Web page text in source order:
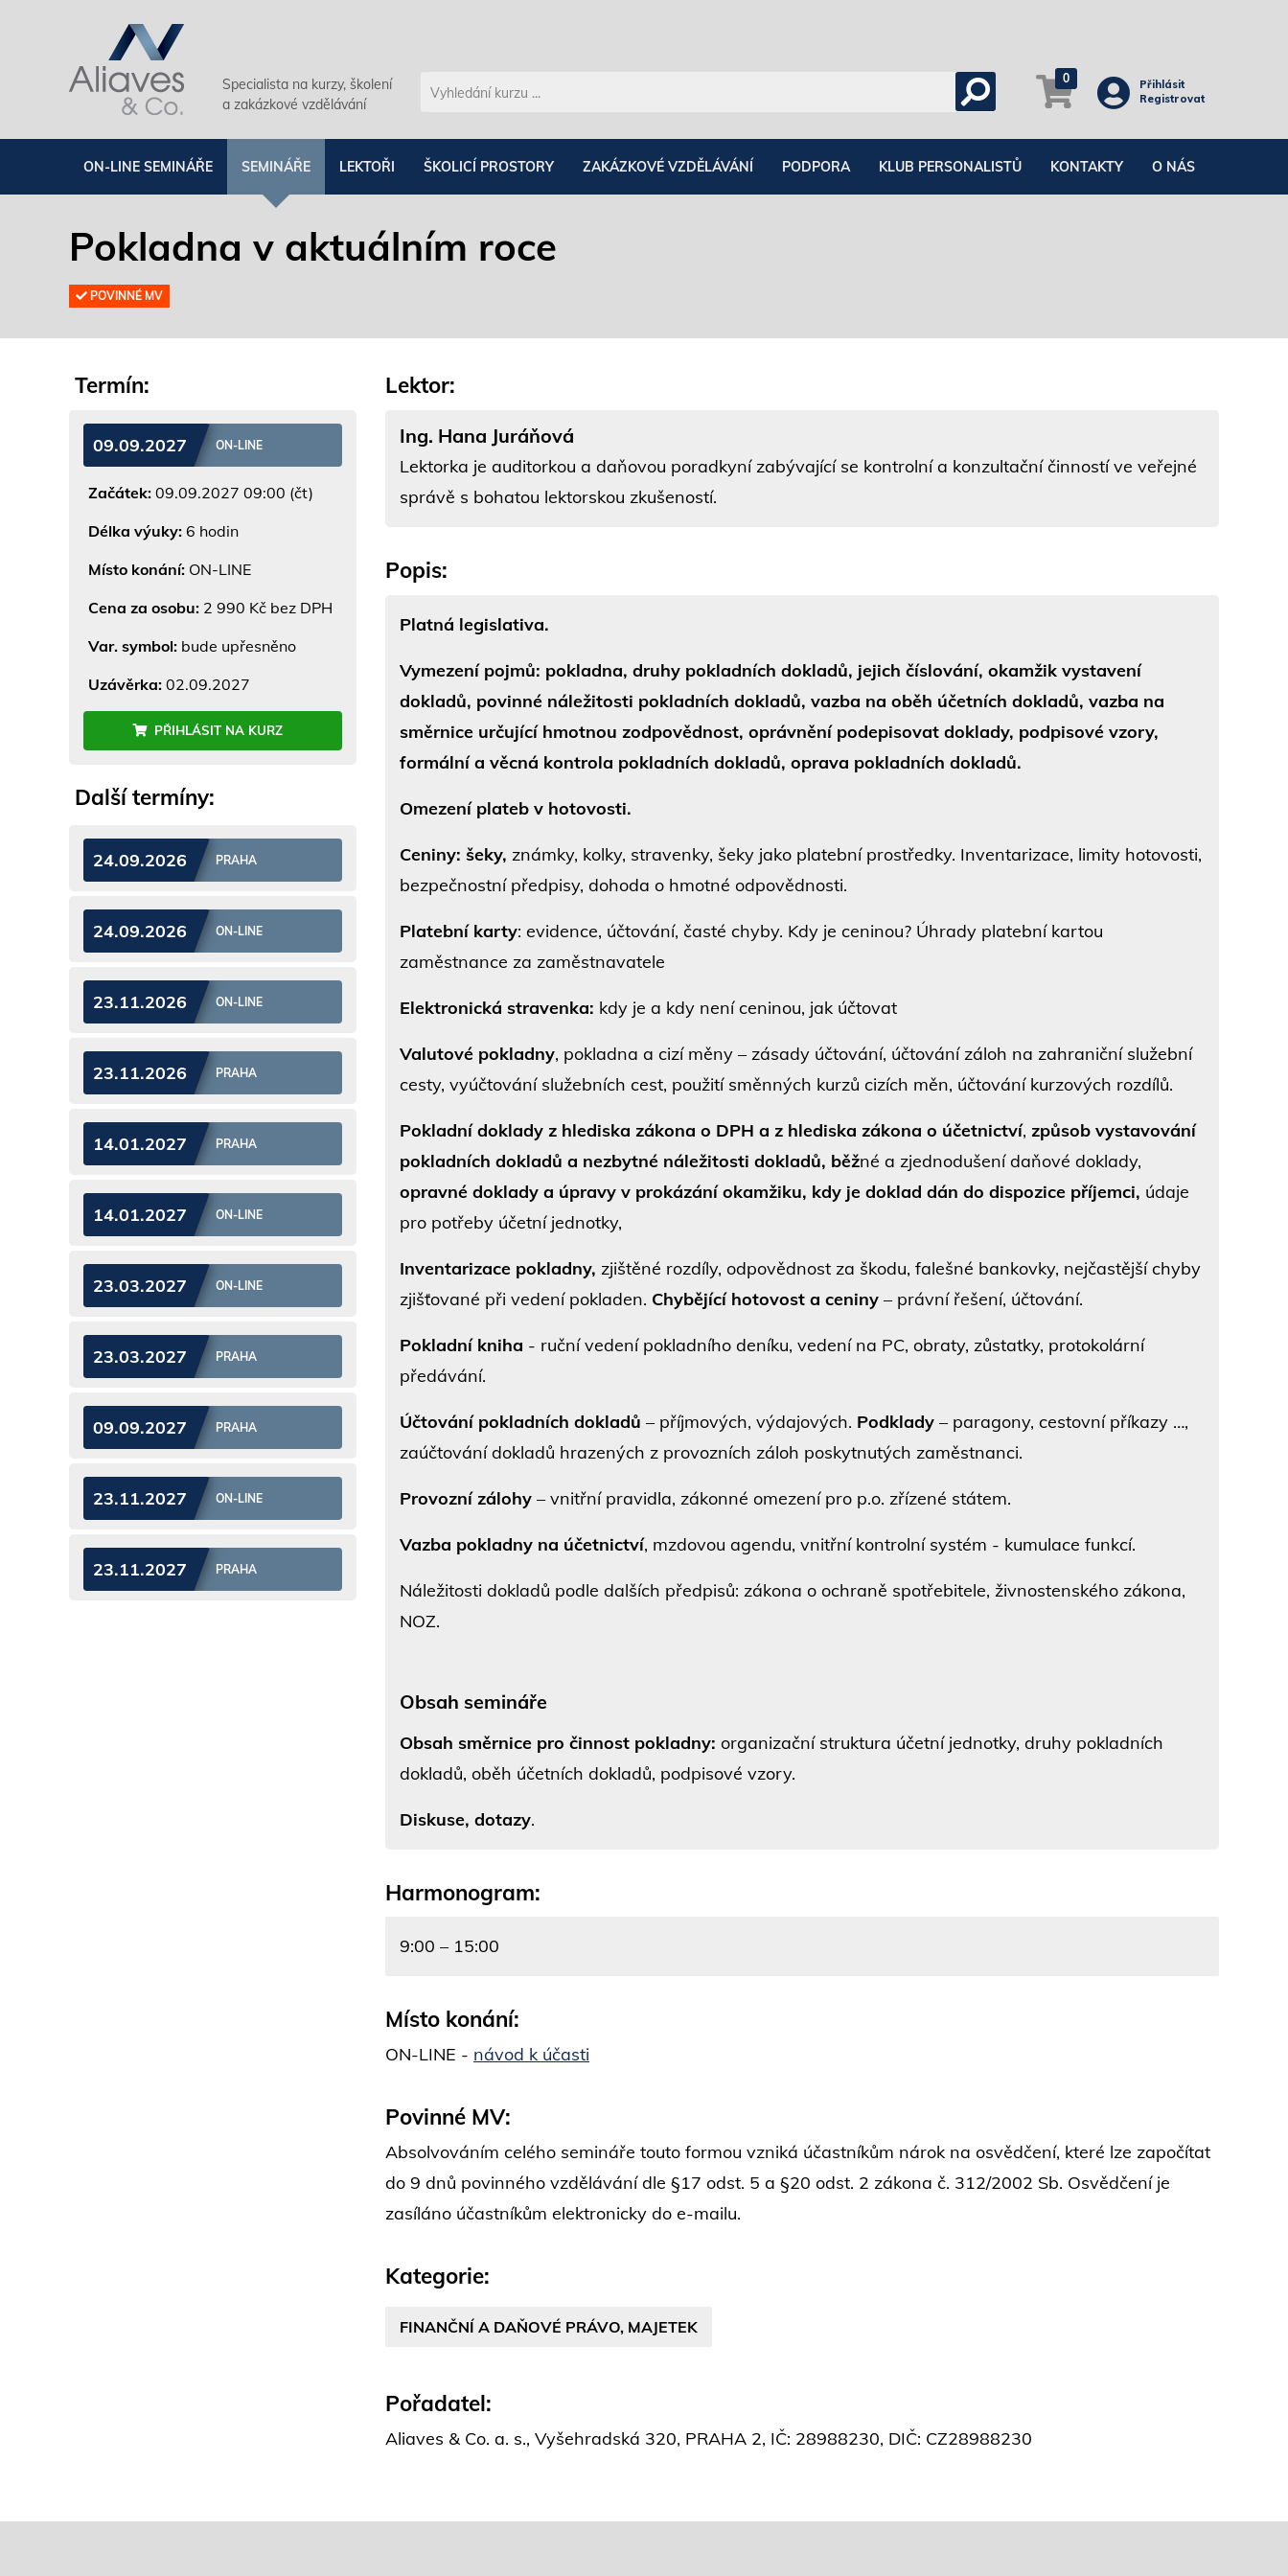
Specialista na kurzy, školení
a zakázkové vzdělávání
0
Přihlásit
Registrovat
ON-LINE SEMINÁŘE SEMINÁŘE LEKTOŘI ŠKOLICÍ PROSTORY ZAKÁZKOVÉ VZDĚLÁVÁNÍ PODPORA KLUB PERSONALISTŮ KONTAKTY O NÁS
Pokladna v aktuálním roce
POVINNÉ MV
Lektor:
Ing. Hana Juráňová
Lektorka je auditorkou a daňovou poradkyní zabývající se kontrolní a konzultační činností ve veřejné
správě s bohatou lektorskou zkušeností.
Popis:
Platná legislativa.
Vymezení pojmů: pokladna, druhy pokladních dokladů, jejich číslování, okamžik vystavení
dokladů, povinné náležitosti pokladních dokladů, vazba na oběh účetních dokladů, vazba na
směrnice určující hmotnou zodpovědnost, oprávnění podepisovat doklady, podpisové vzory,
formální a věcná kontrola pokladních dokladů, oprava pokladních dokladů.
Omezení plateb v hotovosti.
Ceniny: šeky, známky, kolky, stravenky, šeky jako platební prostředky. Inventarizace, limity hotovosti,
bezpečnostní předpisy, dohoda o hmotné odpovědnosti.
Platební karty: evidence, účtování, časté chyby. Kdy je ceninou? Úhrady platební kartou
zaměstnance za zaměstnavatele
Elektronická stravenka: kdy je a kdy není ceninou, jak účtovat
Valutové pokladny, pokladna a cizí měny – zásady účtování, účtování záloh na zahraniční služební
cesty, vyúčtování služebních cest, použití směnných kurzů cizích měn, účtování kurzových rozdílů.
Pokladní doklady z hlediska zákona o DPH a z hlediska zákona o účetnictví, způsob vystavování
pokladních dokladů a nezbytné náležitosti dokladů, běžné a zjednodušení daňové doklady,
opravné doklady a úpravy v prokázání okamžiku, kdy je doklad dán do dispozice příjemci, údaje
pro potřeby účetní jednotky,
Inventarizace pokladny, zjištěné rozdíly, odpovědnost za škodu, falešné bankovky, nejčastější chyby
zjišťované při vedení pokladen. Chybějící hotovost a ceniny – právní řešení, účtování.
Pokladní kniha - ruční vedení pokladního deníku, vedení na PC, obraty, zůstatky, protokolární
předávání.
Účtování pokladních dokladů – příjmových, výdajových. Podklady – paragony, cestovní příkazy …,
zaúčtování dokladů hrazených z provozních záloh poskytnutých zaměstnanci.
Provozní zálohy – vnitřní pravidla, zákonné omezení pro p.o. zřízené státem.
Vazba pokladny na účetnictví, mzdovou agendu, vnitřní kontrolní systém - kumulace funkcí.
Náležitosti dokladů podle dalších předpisů: zákona o ochraně spotřebitele, živnostenského zákona,
NOZ.
Obsah semináře
Obsah směrnice pro činnost pokladny: organizační struktura účetní jednotky, druhy pokladních
dokladů, oběh účetních dokladů, podpisové vzory.
Diskuse, dotazy.
Harmonogram:
9:00 – 15:00
Místo konání:
ON-LINE - návod k účasti
Povinné MV:
Absolvováním celého semináře touto formou vzniká účastníkům nárok na osvědčení, které lze započítat
do 9 dnů povinného vzdělávání dle §17 odst. 5 a §20 odst. 2 zákona č. 312/2002 Sb. Osvědčení je
zasíláno účastníkům elektronicky do e-mailu.
Kategorie:
FINANČNÍ A DAŇOVÉ PRÁVO, MAJETEK
Pořadatel:
Aliaves & Co. a. s., Vyšehradská 320, PRAHA 2, IČ: 28988230, DIČ: CZ28988230
Termín:
09.09.2027 ON-LINE
Začátek: 09.09.2027 09:00 (čt)
Délka výuky: 6 hodin
Místo konání: ON-LINE
Cena za osobu: 2 990 Kč bez DPH
Var. symbol: bude upřesněno
Uzávěrka: 02.09.2027
PŘIHLÁSIT NA KURZ
Další termíny:
24.09.2026 PRAHA
24.09.2026 ON-LINE
23.11.2026 ON-LINE
23.11.2026 PRAHA
14.01.2027 PRAHA
14.01.2027 ON-LINE
23.03.2027 ON-LINE
23.03.2027 PRAHA
09.09.2027 PRAHA
23.11.2027 ON-LINE
23.11.2027 PRAHA